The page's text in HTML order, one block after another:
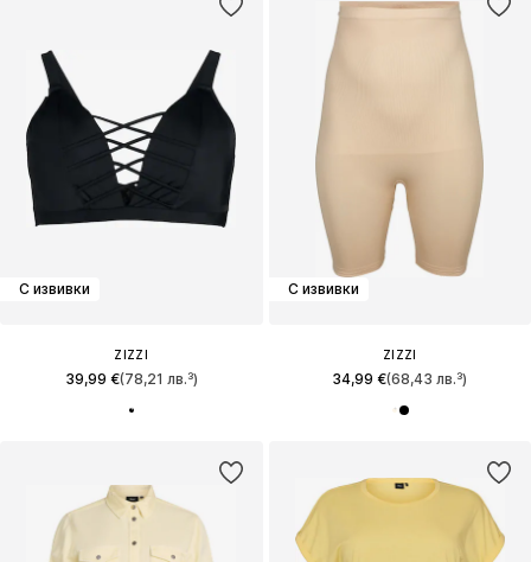
С извивки
ZIZZI
39,99 €(78,21 лв.³)
С извивки
ZIZZI
34,99 €(68,43 лв.³)